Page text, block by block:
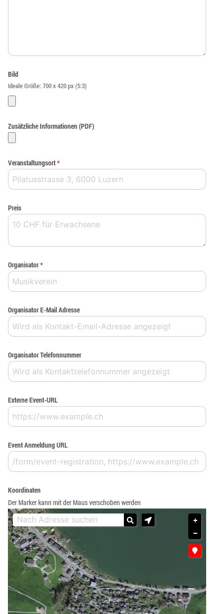
Bild
Ideale Größe: 700 x 420 px (5:3)
Zusätzliche Informationen (PDF)
Veranstaltungsort*
Preis
Organisator*
Organisator E-Mail Adresse
Organisator Telefonnummer
Externe Event-URL
Event Anmeldung URL
Koordinaten
Der Marker kann mit der Maus verschoben werden
+
−